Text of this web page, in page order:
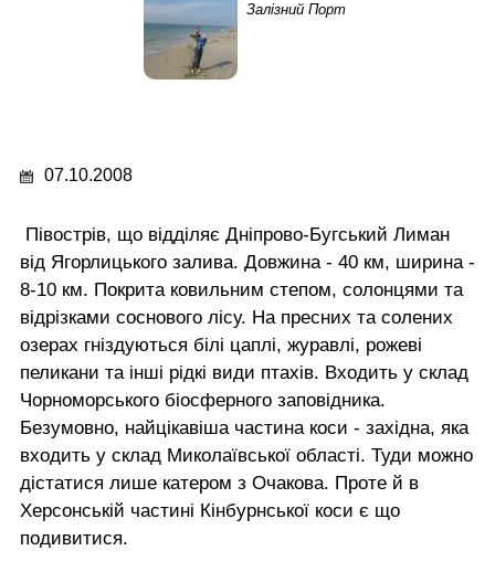
Залізний Порт
07.10.2008
Півострів, що відділяє Дніпрово-Бугський Лиман
від Ягорлицького залива. Довжина - 40 км, ширина -
8-10 км. Покрита ковильним степом, солонцями та
відрізками соснового лісу. На пресних та солених
озерах гніздуються білі цаплі, журавлі, рожеві
пеликани та інші рідкі види птахів. Входить у склад
Чорноморського біосферного заповідника.
Безумовно, найцікавіша частина коси - західна, яка
входить у склад Миколаївської області. Туди можно
дістатися лише катером з Очакова. Проте й в
Херсонській частині Кінбурнської коси є що
подивитися.